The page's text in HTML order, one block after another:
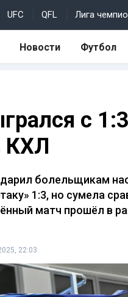
UFC QFL Лига
Новости Футбол
с
КХЛ
болельщикам
1:3, но сумела
матч прошёл в
22:03